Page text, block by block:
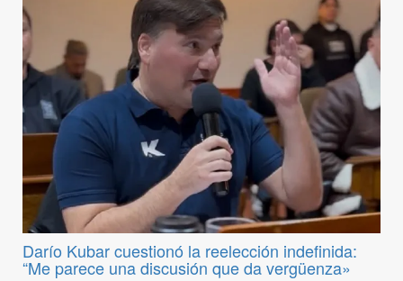
Darío Kubar cuestionó la reelección indefinida:
“Me parece una discusión que da vergüenza»